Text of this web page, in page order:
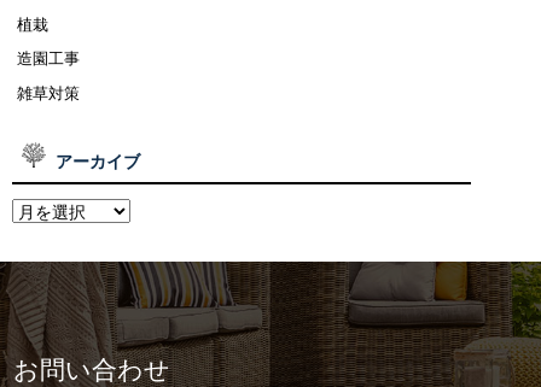
植栽
造園工事
雑草対策
アーカイブ
お問い合わせ